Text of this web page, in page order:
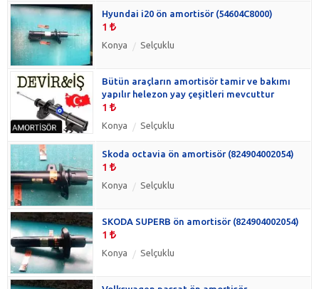
Hyundai i20 ön amortisör (54604C8000)
1
Konya Selçuklu
Bütün araçların amortisör tamir ve bakımı
yapılır helezon yay çeşitleri mevcuttur
1
Konya Selçuklu
Skoda octavia ön amortisör (824904002054)
1
Konya Selçuklu
SKODA SUPERB ön amortisör (824904002054)
1
Konya Selçuklu